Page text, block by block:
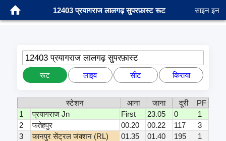
12403 प्रयागराज लालगढ़ सुपरफ़ास्ट रूट साइन इन
12403 प्रयागराज लालगढ़ सुपरफ़ास्ट
रूट लाइव सीट किराया
स्टेशन आना जाना दूरी
PF
1
प्रयागराज Jn First 23.05 0
1
2
फतेहपुर 00.20 00.22 117
3
3
कानपुर सेंट्रल जंक्शन (RL) 01.35 01.40 195
1